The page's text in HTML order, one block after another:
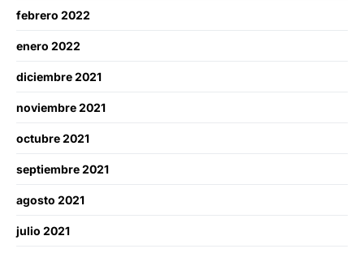
febrero 2022
enero 2022
diciembre 2021
noviembre 2021
octubre 2021
septiembre 2021
agosto 2021
julio 2021